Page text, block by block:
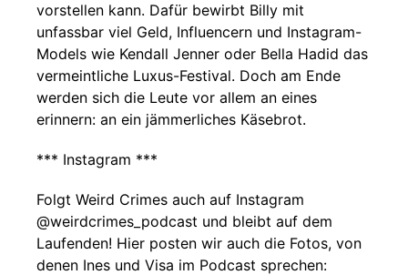
vorstellen kann. Dafür bewirbt Billy mit
unfassbar viel Geld, Influencern und Instagram-
Models wie Kendall Jenner oder Bella Hadid das
vermeintliche Luxus-Festival. Doch am Ende
werden sich die Leute vor allem an eines
erinnern: an ein jämmerliches Käsebrot.
*** Instagram ***
Folgt Weird Crimes auch auf Instagram
@weirdcrimes_podcast und bleibt auf dem
Laufenden! Hier posten wir auch die Fotos, von
denen Ines und Visa im Podcast sprechen: